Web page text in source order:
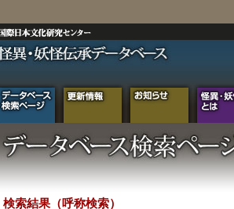
検索結果（呼称検索）